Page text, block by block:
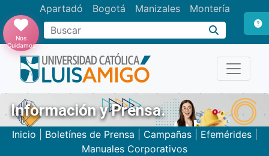
Apartadó Bogotá Manizales Montería
Buscar
Nos
Cuidamos
Información y Prensa.
Inicio Boletínes de Prensa Campañas| Efemérides|
Manuales Corporativos